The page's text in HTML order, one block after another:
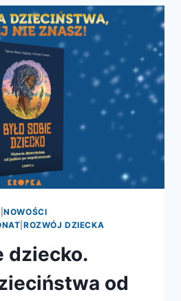
KONKURSU
MĄDRA
KSIĄŻKA
ROKU
2025
–
PLEBISCYTU
NA
NAJLEPSZĄ
KSIĄŻKĘ
POPULARNONAUKOWĄ
MINIONEGO
ROKU
|NOWOŚCI
ROZWÓJ DZIECKA
dziecko.
od